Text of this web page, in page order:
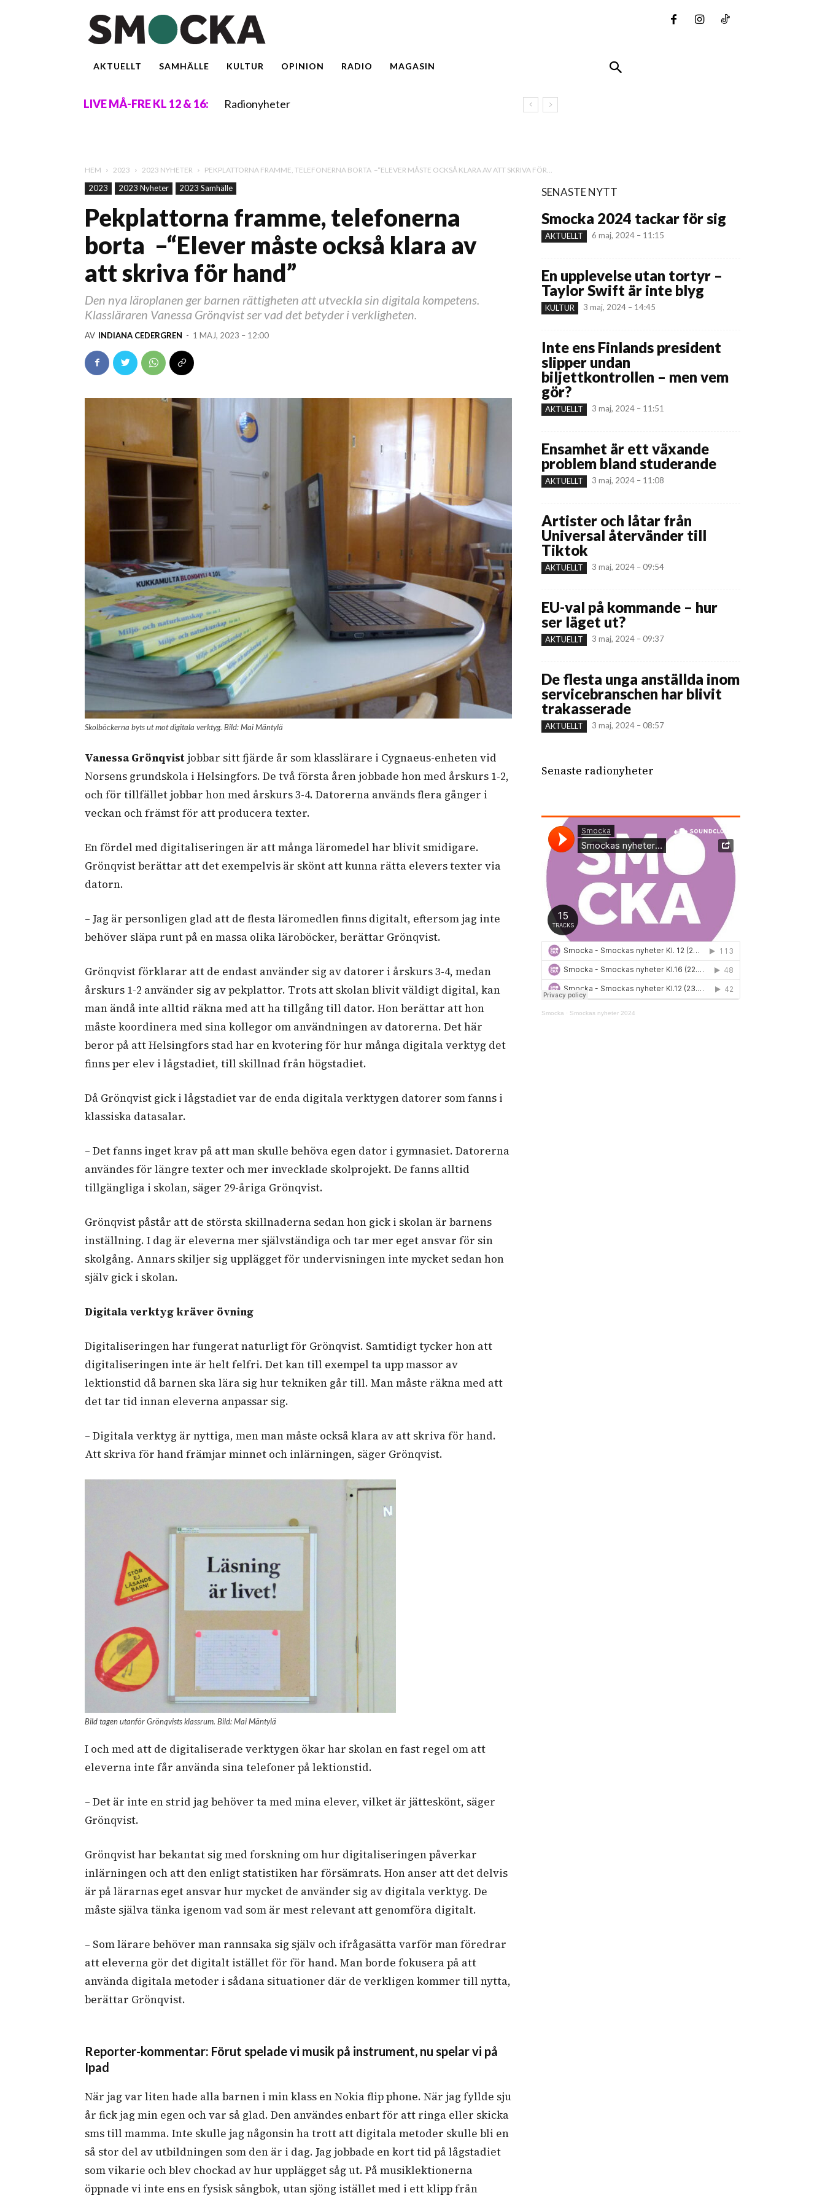
AKTUELLT SAMHÄLLE KULTUR OPINION RADIO MAGASIN
LIVE MÅ-FRE KL 12 & 16: Radionyheter
HEM 2023 2023 NYHETER PEKPLATTORNA FRAMME, TELEFONERNA BORTA –“ELEVER MÅSTE OCKSÅ KLARA AV ATT SKRIVA FÖR...
2023 2023 Nyheter 2023 Samhälle
Pekplattorna framme, telefonerna
borta –“Elever måste också klara av
att skriva för hand”
Den nya läroplanen ger barnen rättigheten att utveckla sin digitala kompetens.
Klassläraren Vanessa Grönqvist ser vad det betyder i verkligheten.
AV INDIANA CEDERGREN - 1 MAJ, 2023 – 12:00
Skolböckerna byts ut mot digitala verktyg. Bild: Mai Mäntylä
Vanessa Grönqvist jobbar sitt fjärde år som klasslärare i Cygnaeus-enheten vid
Norsens grundskola i Helsingfors. De två första åren jobbade hon med årskurs 1-2,
och för tillfället jobbar hon med årskurs 3-4. Datorerna används flera gånger i
veckan och främst för att producera texter.
En fördel med digitaliseringen är att många läromedel har blivit smidigare.
Grönqvist berättar att det exempelvis är skönt att kunna rätta elevers texter via
datorn.
– Jag är personligen glad att de flesta läromedlen finns digitalt, eftersom jag inte
behöver släpa runt på en massa olika läroböcker, berättar Grönqvist.
Grönqvist förklarar att de endast använder sig av datorer i årskurs 3-4, medan
årskurs 1-2 använder sig av pekplattor. Trots att skolan blivit väldigt digital, kan
man ändå inte alltid räkna med att ha tillgång till dator. Hon berättar att hon
måste koordinera med sina kollegor om användningen av datorerna. Det här
beror på att Helsingfors stad har en kvotering för hur många digitala verktyg det
finns per elev i lågstadiet, till skillnad från högstadiet.
Då Grönqvist gick i lågstadiet var de enda digitala verktygen datorer som fanns i
klassiska datasalar.
– Det fanns inget krav på att man skulle behöva egen dator i gymnasiet. Datorerna
användes för längre texter och mer invecklade skolprojekt. De fanns alltid
tillgängliga i skolan, säger 29-åriga Grönqvist.
Grönqvist påstår att de största skillnaderna sedan hon gick i skolan är barnens
inställning. I dag är eleverna mer självständiga och tar mer eget ansvar för sin
skolgång. Annars skiljer sig upplägget för undervisningen inte mycket sedan hon
själv gick i skolan.
Digitala verktyg kräver övning
Digitaliseringen har fungerat naturligt för Grönqvist. Samtidigt tycker hon att
digitaliseringen inte är helt felfri. Det kan till exempel ta upp massor av
lektionstid då barnen ska lära sig hur tekniken går till. Man måste räkna med att
det tar tid innan eleverna anpassar sig.
– Digitala verktyg är nyttiga, men man måste också klara av att skriva för hand.
Att skriva för hand främjar minnet och inlärningen, säger Grönqvist.
Bild tagen utanför Grönqvists klassrum. Bild: Mai Mäntylä
I och med att de digitaliserade verktygen ökar har skolan en fast regel om att
eleverna inte får använda sina telefoner på lektionstid.
– Det är inte en strid jag behöver ta med mina elever, vilket är jätteskönt, säger
Grönqvist.
Grönqvist har bekantat sig med forskning om hur digitaliseringen påverkar
inlärningen och att den enligt statistiken har försämrats. Hon anser att det delvis
är på lärarnas eget ansvar hur mycket de använder sig av digitala verktyg. De
måste själva tänka igenom vad som är mest relevant att genomföra digitalt.
– Som lärare behöver man rannsaka sig själv och ifrågasätta varför man föredrar
att eleverna gör det digitalt istället för för hand. Man borde fokusera på att
använda digitala metoder i sådana situationer där de verkligen kommer till nytta,
berättar Grönqvist.
Reporter-kommentar: Förut spelade vi musik på instrument, nu spelar vi på
Ipad
När jag var liten hade alla barnen i min klass en Nokia flip phone. När jag fyllde sju
år fick jag min egen och var så glad. Den användes enbart för att ringa eller skicka
sms till mamma. Inte skulle jag någonsin ha trott att digitala metoder skulle bli en
så stor del av utbildningen som den är i dag. Jag jobbade en kort tid på lågstadiet
som vikarie och blev chockad av hur upplägget såg ut. På musiklektionerna
öppnade vi inte ens en fysisk sångbok, utan sjöng istället med i ett klipp från
SENASTE NYTT
Smocka 2024 tackar för sig
AKTUELLT 6 maj, 2024 – 11:15
En upplevelse utan tortyr –
Taylor Swift är inte blyg
KULTUR 3 maj, 2024 – 14:45
Inte ens Finlands president
slipper undan
biljettkontrollen – men vem
gör?
AKTUELLT 3 maj, 2024 – 11:51
Ensamhet är ett växande
problem bland studerande
AKTUELLT 3 maj, 2024 – 11:08
Artister och låtar från
Universal återvänder till
Tiktok
AKTUELLT 3 maj, 2024 – 09:54
EU-val på kommande – hur
ser läget ut?
AKTUELLT 3 maj, 2024 – 09:37
De flesta unga anställda inom
servicebranschen har blivit
trakasserade
AKTUELLT 3 maj, 2024 – 08:57
Senaste radionyheter
Smocka · Smockas nyheter 2024